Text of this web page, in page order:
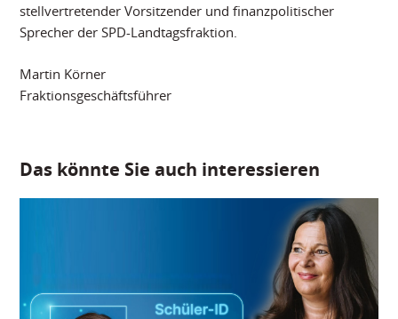
stellvertretender Vorsitzender und finanzpolitischer
Sprecher der SPD-Landtagsfraktion.
Martin Körner
Fraktionsgeschäftsführer
Das könnte Sie auch interessieren